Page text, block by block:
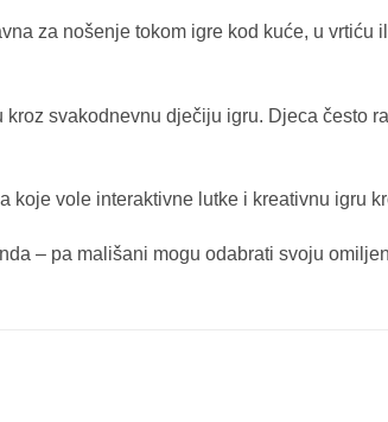
za nošenje tokom igre kod kuće, u
svakodnevnu dječiju igru. Djeca često
vole interaktivne lutke i kreativnu igru
– pa mališani mogu odabrati svoju